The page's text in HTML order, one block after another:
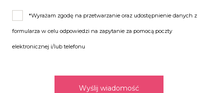
*Wyrażam zgodę na przetwarzanie oraz udostępnienie danych z
formularza w celu odpowiedzi na zapytanie za pomocą poczty
elektronicznej i/lub telefonu
Wyślij wiadomość